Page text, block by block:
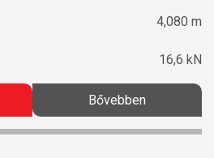
4,080 m
16,6 kN
Bővebben